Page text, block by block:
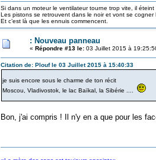
Si dans un moteur le ventilateur tourne trop vite, il éteint
Les pistons se retrouvent dans le noir et vont se
Et c’est là que les ennuis commencent.
: Nouveau panneau
« Répondre #13 le:03 Juillet 2015 à
Citation de: Plouf le 03 Juillet 2015 à 15:40:33
je suis encore sous le charme de ton récit
Moscou, Vladivostok, le lac Baïkal, la Sibérie ....
Bon, j'ai compris ! Il n'y en a que pour les